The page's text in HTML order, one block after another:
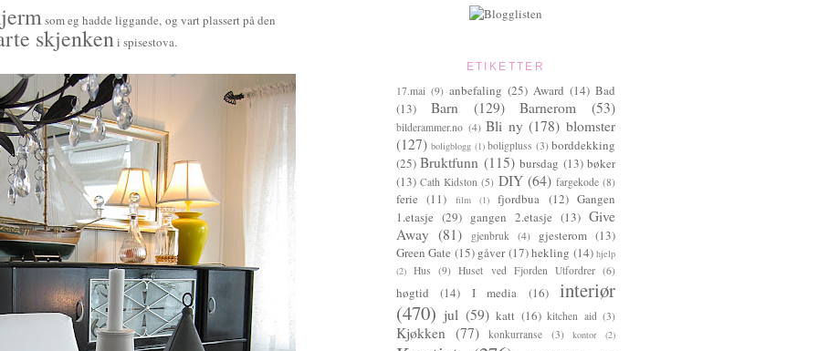
som eg hadde liggande, og vart plassert på den
skjenkeni spisestova.
ETIKETTER
17.mai (9) anbefaling (25) Award (14) Bad
(13)
Barn (129) Barnerom (53)
bilderammer.no (4) Bli ny (178) blomster
(127) boligblogg (1) boligpluss (3) borddekking
(25) Bruktfunn (115) bursdag (13) bøker
(13) Cath Kidston (5) DIY (64) fargekode (8)
ferie (11) film (1) fjordbua (12) Gangen
1.etasje (29) gangen 2.etasje (13) Give
Away (81) gjenbruk (4) gjesterom (13)
Green Gate (15) gåver (17)hekling (14) hjelp
(2) Hus (9) Huset ved Fjorden Utfordrer (6)
høgtid (14) I media (16)
interiør
(470) jul (59) katt (16) kitchen aid (3)
Kjøkken (77) konkurranse (3) kontor (2)